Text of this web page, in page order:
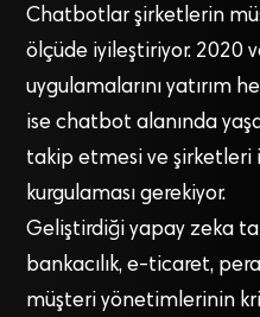
Chatbotlar şirketlerin
ölçüde iyileştiriyor. 2020
uygulamalarını yatırım
ise chatbot alanında
takip etmesi ve
kurgulaması gerekiyor.
Geliştirdiği yapay zeka
bankacılık, e-ticaret,
müşteri yönetimlerinin